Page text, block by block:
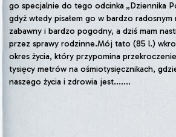
go specjalnie do tego odcinka „Dziennika
gdyż wtedy pisałem go w bardzo
zabawny i bardzo pogodny, a dziś mam
przez sprawy rodzinne.Mój tato (85 l.)
okres życia, który przypomina
tysięcy metrów na ośmiotysięcznikach,
naszego życia i zdrowia jest.......